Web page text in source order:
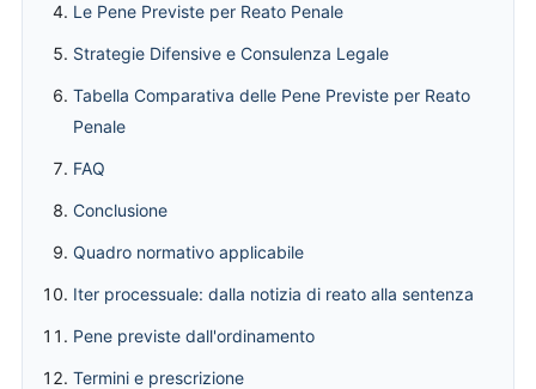
Le Pene Previste per Reato Penale
Strategie Difensive e Consulenza Legale
Tabella Comparativa delle Pene Previste per Reato
Penale
FAQ
Conclusione
Quadro normativo applicabile
Iter processuale: dalla notizia di reato alla sentenza
Pene previste dall'ordinamento
Termini e prescrizione